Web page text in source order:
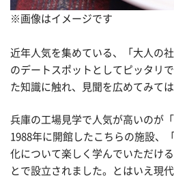
※画像はイメージです
近年人気を集めている、「大人の
のデートスポットとしてピッタリ
た知識に触れ、見聞を広めてみて
兵庫の工場見学で人気が高いのが
1988年に開館したこちらの施設、
化について楽しく学んでいただけ
とで設立されました。とはいえ現